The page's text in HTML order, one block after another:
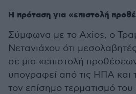
Η πρόταση για «επιστολή
Σύμφωνα με το Axios, ο
Νετανιάχου ότι
σε μια «επιστολή
υπογραφεί από τις ΗΠΑ και
τον επίσημο τερματισμό